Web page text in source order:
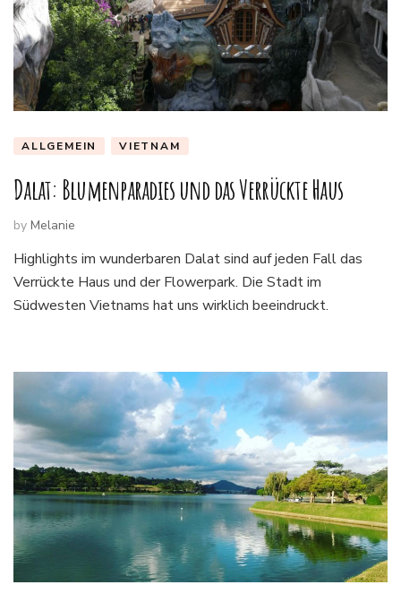
ALLGEMEIN VIETNAM
Dalat: Blumenparadies und das Verrückte Haus
by Melanie
Highlights im wunderbaren Dalat sind auf jeden Fall das
Verrückte Haus und der Flowerpark. Die Stadt im
Südwesten Vietnams hat uns wirklich beeindruckt.